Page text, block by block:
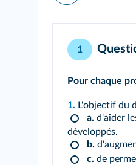
1
Pour chaque
1. L'objectif du
a. d'aider
développés.
b.
c. de